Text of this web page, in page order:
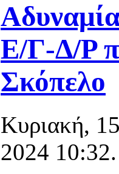
Ε/Γ-Δ/Ρ
Σκόπελο
Κυριακή,
2024 10:32.